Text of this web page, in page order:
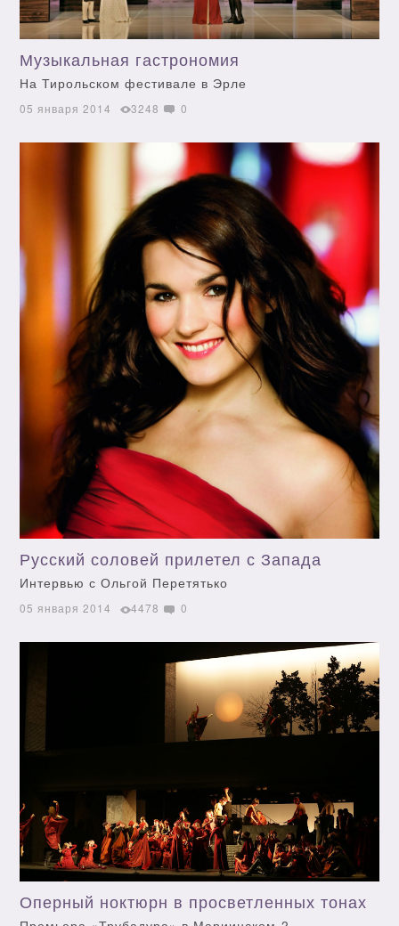
Музыкальная гастрономия
На Тирольском фестивале в Эрле
05 января 2014 3248 0
Русский соловей прилетел с Запада
Интервью с Ольгой Перетятько
05 января 2014 4478 0
Оперный ноктюрн в просветленных тонах